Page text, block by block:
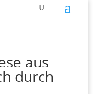
aus
durch